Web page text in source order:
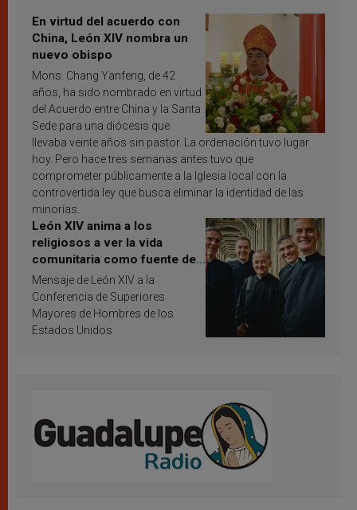
En virtud del acuerdo con
China, León XIV nombra un
nuevo obispo
Mons. Chang Yanfeng, de 42
años, ha sido nombrado en virtud
del Acuerdo entre China y la Santa
Sede para una diócesis que
llevaba veinte años sin pastor. La ordenación tuvo lugar
hoy. Pero hace tres semanas antes tuvo que
comprometer públicamente a la Iglesia local con la
controvertida ley que busca eliminar la identidad de las
minorías.
León XIV anima a los
religiosos a ver la vida
comunitaria como fuente de
inspiración y santificación
Mensaje de León XIV a la
Conferencia de Superiores
Mayores de Hombres de los
Estados Unidos